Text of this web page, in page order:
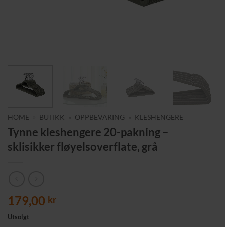
HOME BUTIKK OPPBEVARING KLESHENGERE
Tynne kleshengere 20-pakning –
sklisikker fløyelsoverflate, grå
179,00 kr
Utsolgt